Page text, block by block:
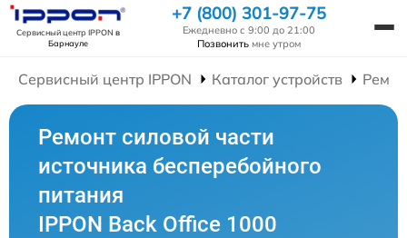
Сервисный центр IPPON в
Барнауле
+7 (800) 301-97-75
Ежедневно с 9:00 до 21:00
Позвонить мне утром
Сервисный центр IPPON Каталог устройств
Ремонт силовой части
источника бесперебойного
питания
IPPON Back Office 1000